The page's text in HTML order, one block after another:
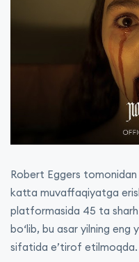
Robert Eggers
katta muvaffaqiyatga
platformasida 45 ta
bo‘lib, bu asar yilning eng
sifatida e’tirof etilmoqda.